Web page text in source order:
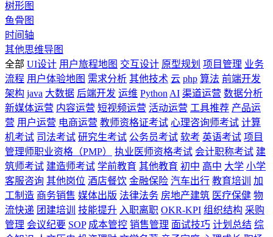
树形图
鱼骨图
时间轴
其他思维导图
全部 UI设计 用户旅程地图 交互设计 原型规划 项目管理 业务
流程 用户体验地图 需求分析 其他技术 云 php 算法 前端开发
架构 java 大数据 后端开发 运维 Python AI 渠道运营 数据分析
新媒体运营 内容运营 短视频运营 活动运营 工具推荐 产品运
营 用户运营 电商运营 教师资格证考试 心理咨询师考试 计算
机考试 司法考试 研究生考试 公务员考试 软考 英语考试 项目
管理师职业资格（PMP）
执业医师资格考试 会计职称考试 建
筑师考试 建造师考试 学前教育 其他教育 初中 高中 大学 小学
客服咨询 其他岗位 酒店餐饮 金融保险 汽车出行 教育培训
加
工制造 商务销售 媒体出版 法律法务 房地产建筑 医疗保健 物
流快递 团建培训 技能提升 入职离职 OKR-KPI 组织结构 采购
管理 会议纪要 SOP 成本管控 销售管理 面试技巧 计划总结 综